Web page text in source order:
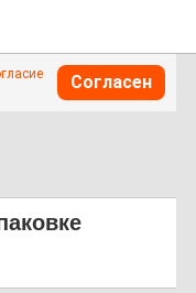
Согласен